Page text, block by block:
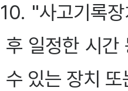
10. "사고기록
후 일정한 시간
수 있는 장치